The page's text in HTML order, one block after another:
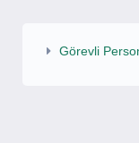
Görevli